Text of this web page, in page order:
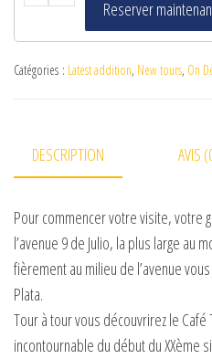
Reserver
Catégories : Latest addition, New tours, On
DESCRIPTION AVIS
Pour commencer votre visite, votre
l’avenue 9 de Julio, la plus large au
fièrement au milieu de l’avenue
Plata.
Tour à tour vous découvrirez le
incontournable du début du XXème